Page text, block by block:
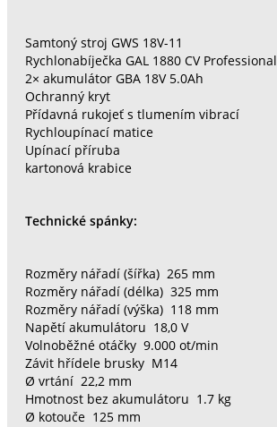
Samtoný stroj GWS 18V-11
Rychlonabíječka GAL 1880 CV Professional
2× akumulátor GBA 18V 5.0Ah
Ochranný kryt
Přídavná rukojeť s tlumením vibrací
Rychloupínací matice
Upínací příruba
kartonová krabice
Technické spánky:
Rozměry nářadí (šířka) 265 mm
Rozměry nářadí (délka) 325 mm
Rozměry nářadí (výška) 118 mm
Napětí akumulátoru 18,0 V
Volnoběžné otáčky 9.000 ot/min
Závit hřídele brusky M14
Ø vrtání 22,2 mm
Hmotnost bez akumulátoru 1.7 kg
Ø kotouče 125 mm